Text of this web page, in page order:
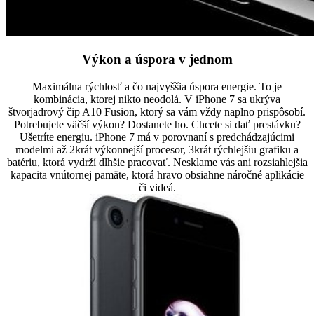
Výkon a úspora v jednom
Maximálna rýchlosť a čo najvyššia úspora energie. To je
kombinácia, ktorej nikto neodolá. V iPhone 7 sa ukrýva
štvorjadrový čip A10 Fusion, ktorý sa vám vždy naplno prispôsobí.
Potrebujete väčší výkon? Dostanete ho. Chcete si dať prestávku?
Ušetríte energiu. iPhone 7 má v porovnaní s predchádzajúcimi
modelmi až 2krát výkonnejší procesor, 3krát rýchlejšiu grafiku a
batériu, ktorá vydrží dlhšie pracovať. Nesklame vás ani rozsiahlejšia
kapacita vnútornej pamäte, ktorá hravo obsiahne náročné aplikácie
či videá.